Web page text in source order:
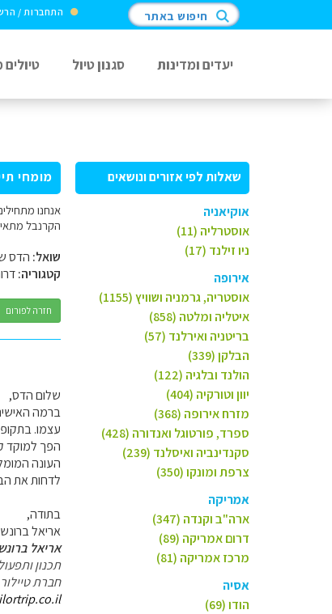
התחברות / חיפוש באתר
יעדים ומדינות סגנון טיול
שאלות לפי אזורים ונושאים
אוקיאניה
אוסטרליה (11)
ניו זילנד (17)
אירופה
אוסטריה, גרמניה ושוויץ (1155)
איטליה ומלטה (858)
בריטניה ואירלנד (57)
הבלקן (339)
הולנד ובלגיה (122)
יוון וטורקיה (404)
מזרח אירופה (368)
ספרד, פורטוגל ואנדורה (428)
סקנדינביה ואיסלנד (239)
צרפת ומונקו (350)
אמריקה
ארה"ב וקנדה (347)
דרום אמריקה (89)
מרכז אמריקה (81)
אסיה
הודו (69)
מומחי
אנחנו
הקרנבל
שואל: הדס
קטגוריה:
חזרה לפורום
שלום הדס,
עצמו.
הפך למוקד
העונה
לדחות את
בתודה,
אריאל
אריאל
תכנון
חברת